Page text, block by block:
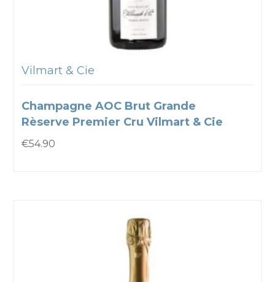
Vilmart & Cie
Champagne AOC Brut Grande
Rèserve Premier Cru Vilmart & Cie
€54.90